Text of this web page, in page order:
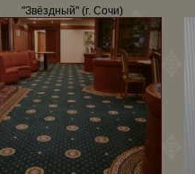
"Звёздный" (г. Сочи)